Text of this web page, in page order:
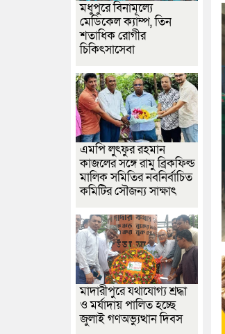
মধুপুরে বিনামূল্যে
মেডিকেল ক্যাম্প, তিন
শতাধিক রোগীর
চিকিৎসাসেবা
এমপি লুৎফুর রহমান
কাজলের সঙ্গে রামু ব্রিকফিল্ড
মালিক সমিতির নবনির্বাচিত
কমিটির সৌজন্য সাক্ষাৎ
মাদারীপুরে যথাযোগ্য শ্রদ্ধা
ও মর্যাদায় পালিত হচ্ছে
জুলাই গণঅভ্যুত্থান দিবস